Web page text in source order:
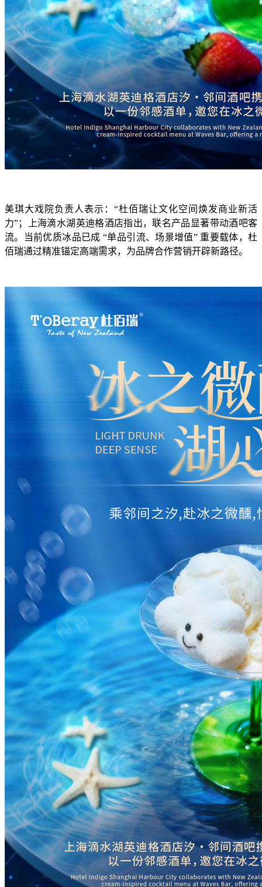
美琪大戏院负责人表示：“杜佰瑞让文化空间焕发商业新活
力”；上海滴水湖英迪格酒店指出，联名产品显著带动酒吧客
流。当前优质冰品已成 “单品引流、场景增值” 重要载体，杜
佰瑞通过精准锚定高端需求，为品牌合作营销开辟新路径。